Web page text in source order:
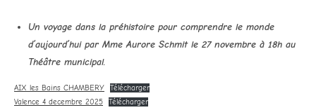
Un voyage dans la préhistoire pour comprendre le monde
d’aujourd’hui par Mme Aurore Schmit le 27 novembre à 18h au
Théâtre municipal.
AIX les Bains CHAMBERY
Télécharger
Valence 4 decembre 2025
Télécharger